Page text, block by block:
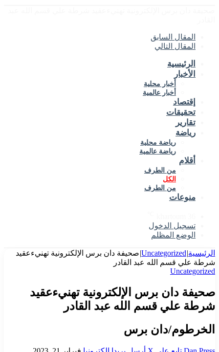
المقال السابق
المقال التالي
الرئيسية
الأخبار
أخبار محلية
أخبار عالمية
إقتصاد
تحقيقات
تقارير
رياضة
رياضة محلية
رياضة عالمية
أقلام
من الطرف
الكل
من الطرف
منوعات
تسجيل الدخول
الوضع المظلم
الرئيسية|
Uncategorized
|صحيفة دان برس الإلكترونية تهنيءعقيد
شرطة علي قسم الله عبد القادر
Uncategorized
صحيفة دان برس الإلكترونية تهنيءعقيد
شرطة علي قسم الله عبد القادر
الخرطوم/دان برس